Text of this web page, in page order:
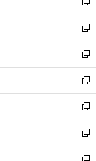
ィ
ン
ド
ウ
で
開
く
い
ウ
ィ
ン
ド
ウ
で
開
く
新
し
い
ウ
ィ
ン
ド
ウ
で
開
く
新
し
い
ウ
ィ
ン
ド
ウ
で
開
く
新
し
い
ウ
ィ
ン
ド
ウ
新
し
い
ウ
ィ
ン
新
し
い
ウ
新
し